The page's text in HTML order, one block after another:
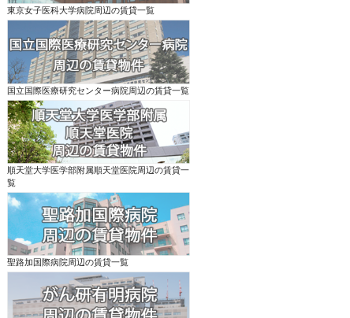
東京女子医科大学病院周辺の賃貸一覧
国立国際医療研究センター病院周辺の賃貸一覧
順天堂大学医学部附属順天堂医院周辺の賃貸一
覧
聖路加国際病院周辺の賃貸一覧